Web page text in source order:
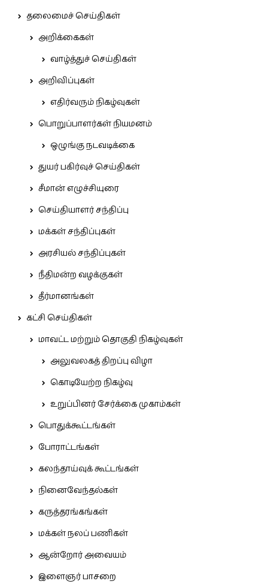
தலைமைச் செய்திகள்
அறிக்கைகள்
வாழ்த்துச் செய்திகள்
அறிவிப்புகள்
எதிர்வரும் நிகழ்வுகள்
பொறுப்பாளர்கள் நியமனம்
ஒழுங்கு நடவடிக்கை
துயர் பகிர்வுச் செய்திகள்
சீமான் எழுச்சியுரை
செய்தியாளர் சந்திப்பு
மக்கள் சந்திப்புகள்
அரசியல் சந்திப்புகள்
நீதிமன்ற வழக்குகள்
தீர்மானங்கள்
கட்சி செய்திகள்
மாவட்ட மற்றும் தொகுதி நிகழ்வுகள்
அலுவலகத் திறப்பு விழா
கொடியேற்ற நிகழ்வு
உறுப்பினர் சேர்க்கை முகாம்கள்
பொதுக்கூட்டங்கள்
போராட்டங்கள்
கலந்தாய்வுக் கூட்டங்கள்
நினைவேந்தல்கள்
கருத்தரங்கங்கள்
மக்கள் நலப் பணிகள்
ஆன்றோர் அவையம்
இளைஞர் பாசறை